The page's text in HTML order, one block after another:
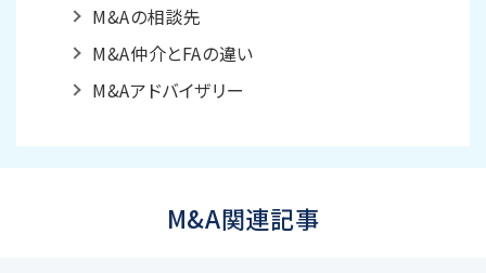
M&Aの相談先
M&A仲介とFAの違い
M&Aアドバイザリー
M&A関連記事